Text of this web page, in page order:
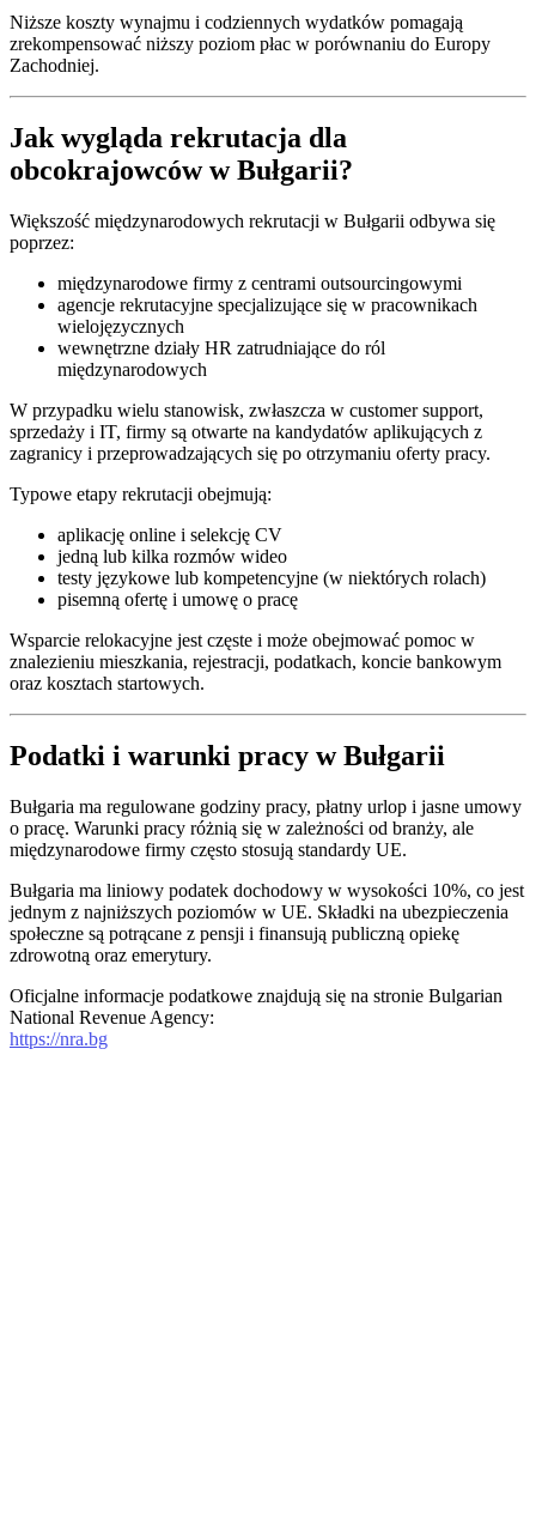
Niższe koszty wynajmu i codziennych wydatków pomagają
zrekompensować niższy poziom płac w porównaniu do Europy
Zachodniej.
Jak wygląda rekrutacja dla
obcokrajowców w Bułgarii?
Większość międzynarodowych rekrutacji w Bułgarii odbywa się
poprzez:
międzynarodowe firmy z centrami outsourcingowymi
agencje rekrutacyjne specjalizujące się w pracownikach
wielojęzycznych
wewnętrzne działy HR zatrudniające do ról
międzynarodowych
W przypadku wielu stanowisk, zwłaszcza w customer support,
sprzedaży i IT, firmy są otwarte na kandydatów aplikujących z
zagranicy i przeprowadzających się po otrzymaniu oferty pracy.
Typowe etapy rekrutacji obejmują:
aplikację online i selekcję CV
jedną lub kilka rozmów wideo
testy językowe lub kompetencyjne (w niektórych rolach)
pisemną ofertę i umowę o pracę
Wsparcie relokacyjne jest częste i może obejmować pomoc w
znalezieniu mieszkania, rejestracji, podatkach, koncie bankowym
oraz kosztach startowych.
Podatki i warunki pracy w Bułgarii
Bułgaria ma regulowane godziny pracy, płatny urlop i jasne umowy
o pracę. Warunki pracy różnią się w zależności od branży, ale
międzynarodowe firmy często stosują standardy UE.
Bułgaria ma liniowy podatek dochodowy w wysokości 10%, co jest
jednym z najniższych poziomów w UE. Składki na ubezpieczenia
społeczne są potrącane z pensji i finansują publiczną opiekę
zdrowotną oraz emerytury.
Oficjalne informacje podatkowe znajdują się na stronie Bulgarian
National Revenue Agency:
https://nra.bg